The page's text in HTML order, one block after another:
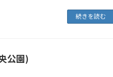
続きを読む
公園)